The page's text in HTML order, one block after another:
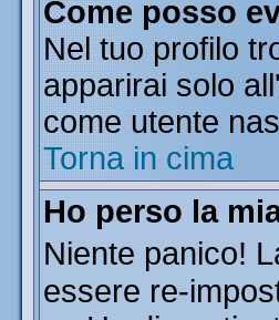
Come posso
Nel tuo profilo
apparirai solo
come utente
Torna in cima
Ho perso la
Niente panico!
essere re-